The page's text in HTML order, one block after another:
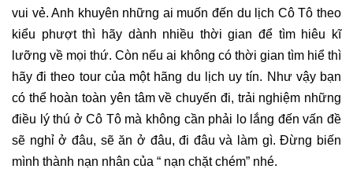
vui vẻ. Anh khuyên những ai muốn đến du lịch Cô Tô theo
kiểu phượt thì hãy dành nhiều thời gian để tìm hiêu kĩ
lưỡng về mọi thứ. Còn nếu ai không có thời gian tìm hiể thì
hãy đi theo tour của một hãng du lịch uy tín. Như vậy bạn
có thể hoàn toàn yên tâm về chuyến đi, trải nghiệm những
điều lý thú ở Cô Tô mà không cần phải lo lắng đến vấn đề
sẽ nghỉ ở đâu, sẽ ăn ở đâu, đi đâu và làm gì. Đừng biến
mình thành nạn nhân của “ nạn chặt chém” nhé.